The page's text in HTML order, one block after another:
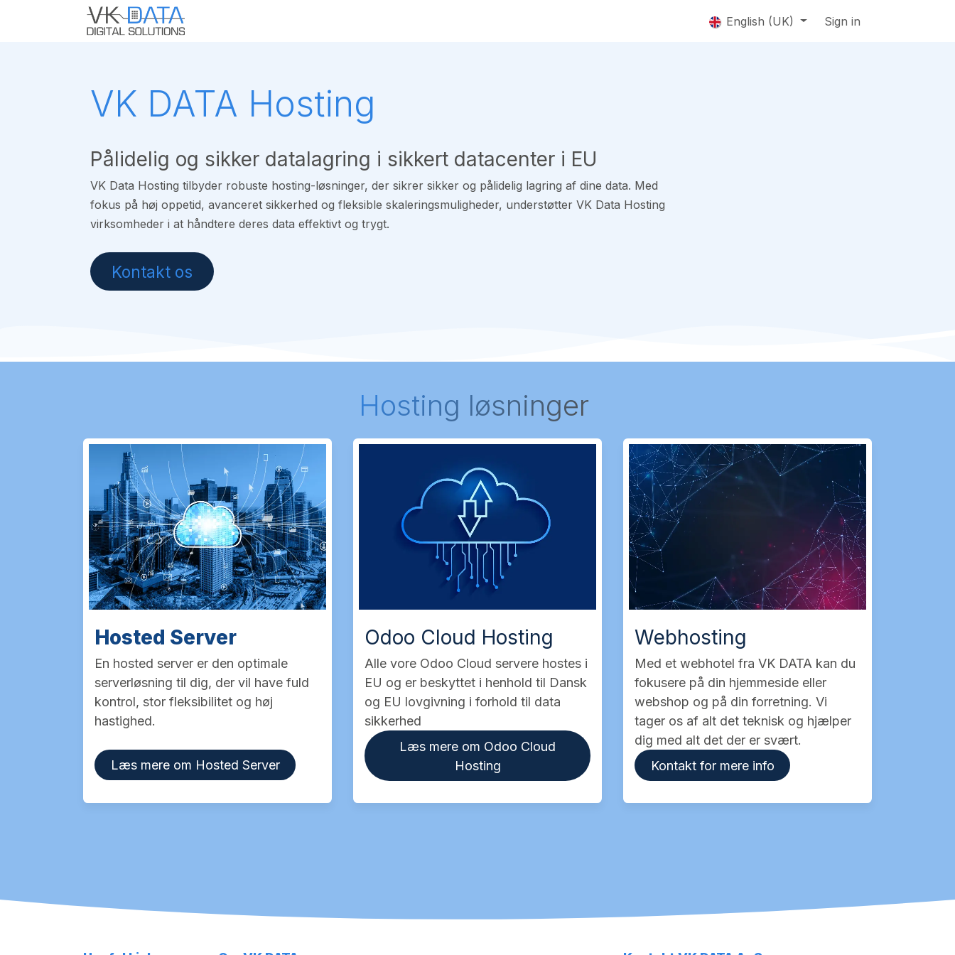
Skip to Content
English (UK) Sign in
VK DATA Hosting
Pålidelig og sikker datalagring i sikkert datacenter i EU
VK Data Hosting tilbyder robuste hosting-løsninger, der sikrer sikker og pålidelig lagring af dine data. Med
fokus på høj oppetid, avanceret sikkerhed og fleksible skaleringsmuligheder, understøtter VK Data Hosting
virksomheder i at håndtere deres data effektivt og trygt.
Kontakt os
Hosting løsninger
Hosted Server
En hosted server er den optimale
serverløsning til dig, der vil have fuld
kontrol, stor fleksibilitet og høj
hastighed.
Læs mere om Hosted Server
Odoo Cloud Hosting
Alle vore Odoo Cloud servere hostes i
EU og er beskyttet i henhold til Dansk
og EU lovgivning i forhold til data
sikkerhed
Læs mere om Odoo Cloud
Hosting
Webhosting
Med et webhotel fra VK DATA kan du
fokusere på din hjemmeside eller
webshop og på din forretning. Vi
tager os af alt det teknisk og hjælper
dig med alt det der er svært.
Kontakt for mere info